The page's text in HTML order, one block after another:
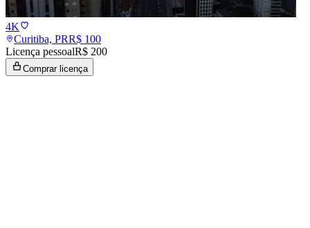
4K
Curitiba, PRR$ 100
Licença pessoalR$ 200
Comprar licença